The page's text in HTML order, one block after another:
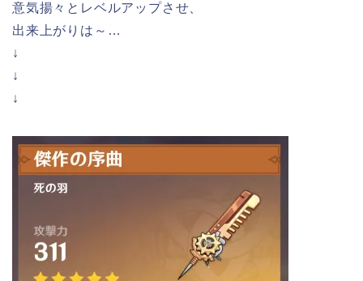
意気揚々とレベルアップさせ、
出来上がりは～…
↓
↓
↓